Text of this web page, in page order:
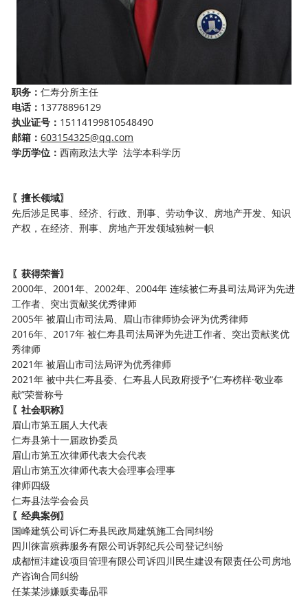
职务：仁寿分所主任
电话： 13778896129
执业证号： 15114199810548490
邮箱：603154325@qq.com
学历学位：西南政法大学 法学本科学历
〖擅长领域〗
先后涉足民事、经济、行政、刑事、劳动争议、房地产开发、知识
产权，在经济、刑事、房地产开发领域独树一帜
〖获得荣誉〗
2000年、2001年、2002年、2004年 连续被仁寿县司法局评为先进
工作者、突出贡献奖优秀律师
2005年 被眉山市司法局、眉山市律师协会评为优秀律师
2016年、2017年 被仁寿县司法局评为先进工作者、突出贡献奖优
秀律师
2021年 被眉山市司法局评为优秀律师
2021年 被中共仁寿县委、仁寿县人民政府授予“仁寿榜样·敬业奉
献”荣誉称号
〖社会职称〗
眉山市第五届人大代表
仁寿县第十一届政协委员
眉山市第五次律师代表大会代表
眉山市第五次律师代表大会理事会理事
律师四级
仁寿县法学会会员
〖经典案例〗
国峰建筑公司诉仁寿县民政局建筑施工合同纠纷
四川徕富殡葬服务有限公司诉郭纪兵公司登记纠纷
成都恒沣建设项目管理有限公司诉四川民生建设有限责任公司房地
产咨询合同纠纷
任某某涉嫌贩卖毒品罪